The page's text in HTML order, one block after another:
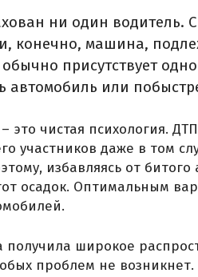
ни один водитель.
конечно, машина,
присутствует
автомобиль или
это чистая психология.
участников даже в том
избавляясь от
осадок. Оптимальным
получила широкое
проблем не